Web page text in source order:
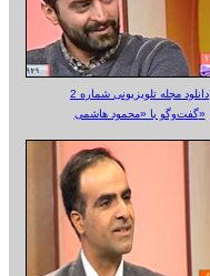
دانلود مجله تلویزیونی شماره 2
گفت‌وگو با «محمود هاشمی»